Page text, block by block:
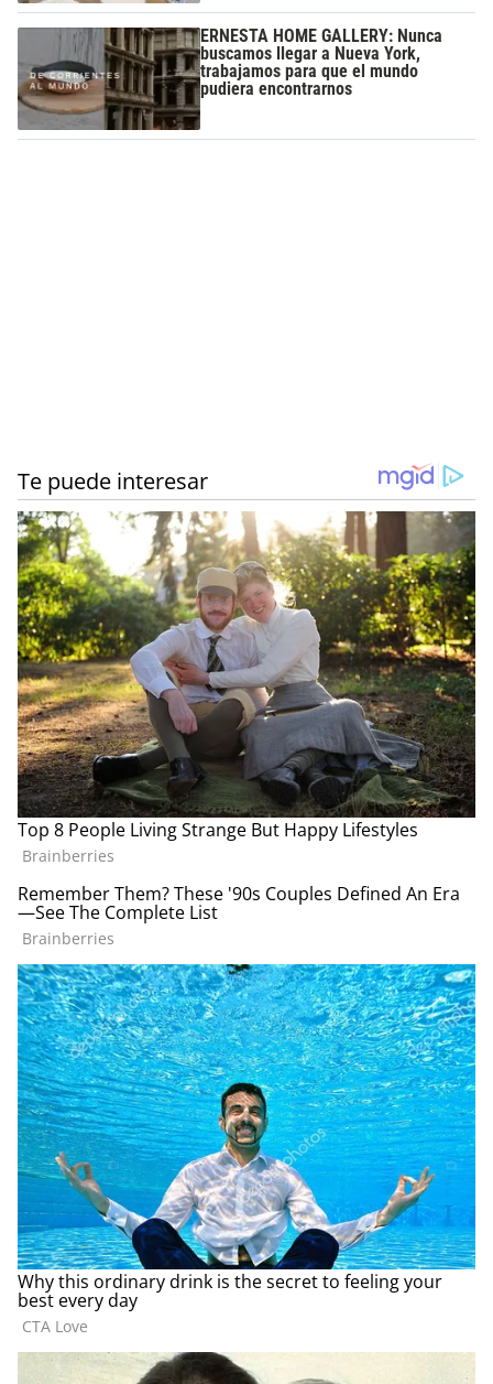
ERNESTA HOME GALLERY: Nunca
buscamos llegar a Nueva York,
trabajamos para que el mundo
pudiera encontrarnos